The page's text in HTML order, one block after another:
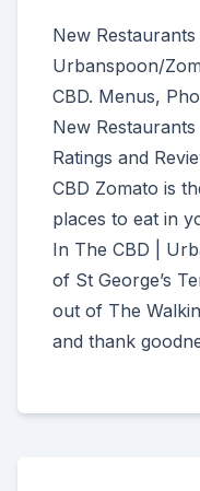
New
Urbanspoon/
CBD. Menus,
New
Ratings and
CBD Zomato is
places to eat in
In The CBD |
of St George’s
out of The
and thank